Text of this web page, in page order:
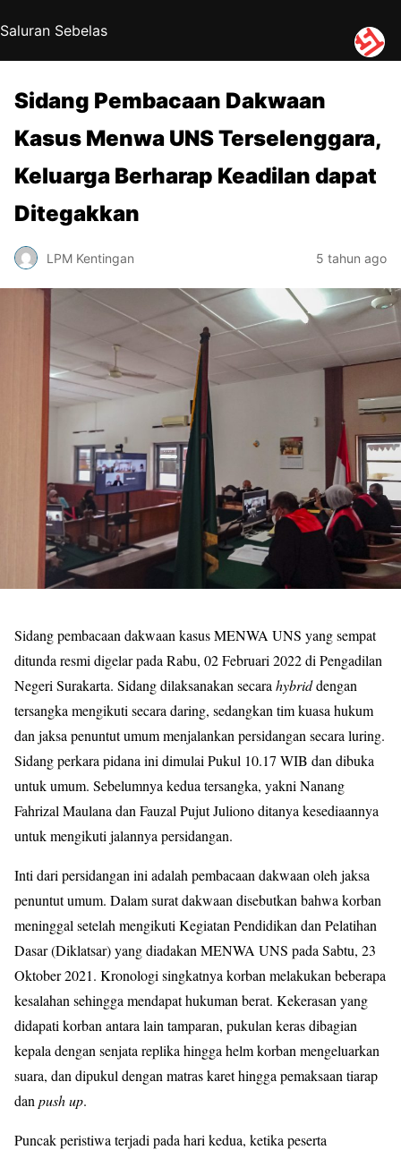
Saluran Sebelas
Sidang Pembacaan Dakwaan
Kasus Menwa UNS Terselenggara,
Keluarga Berharap Keadilan dapat
Ditegakkan
LPM Kentingan 5 tahun ago
Sidang pembacaan dakwaan kasus MENWA UNS yang sempat
ditunda resmi digelar pada Rabu, 02 Februari 2022 di Pengadilan
Negeri Surakarta. Sidang dilaksanakan secara hybriddengan
tersangka mengikuti secara daring, sedangkan tim kuasa hukum
dan jaksa penuntut umum menjalankan persidangan secara luring.
Sidang perkara pidana ini dimulai Pukul 10.17 WIB dan dibuka
untuk umum. Sebelumnya kedua tersangka, yakni Nanang
Fahrizal Maulana dan Fauzal Pujut Juliono ditanya kesediaannya
untuk mengikuti jalannya persidangan.
Inti dari persidangan ini adalah pembacaan dakwaan oleh jaksa
penuntut umum. Dalam surat dakwaan disebutkan bahwa korban
meninggal setelah mengikuti Kegiatan Pendidikan dan Pelatihan
Dasar (Diklatsar) yang diadakan MENWA UNS pada Sabtu, 23
Oktober 2021. Kronologi singkatnya korban melakukan beberapa
kesalahan sehingga mendapat hukuman berat. Kekerasan yang
didapati korban antara lain tamparan, pukulan keras dibagian
kepala dengan senjata replika hingga helm korban mengeluarkan
suara, dan dipukul dengan matras karet hingga pemaksaan tiarap
dan push up.
Puncak peristiwa terjadi pada hari kedua, ketika peserta